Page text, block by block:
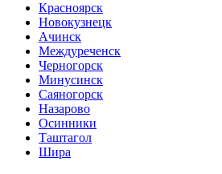
Красноярск
Новокузнецк
Ачинск
Междуреченск
Черногорск
Минусинск
Саяногорск
Назарово
Осинники
Таштагол
Шира